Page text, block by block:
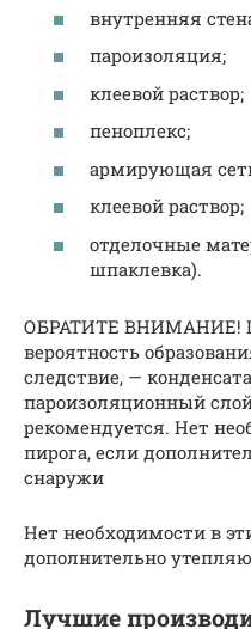
внутренняя
пароизоляция;
клеевой раствор;
пеноплекс;
армирующая
клеевой раствор;
отделочные
шпаклевка).
ОБРАТИТЕ ВНИМАНИЕ!
вероятность
следствие, —
пароизоляционный
рекомендуется. Нет
пирога, если
снаружи
Нет необходимости в
дополнительно
Лучшие